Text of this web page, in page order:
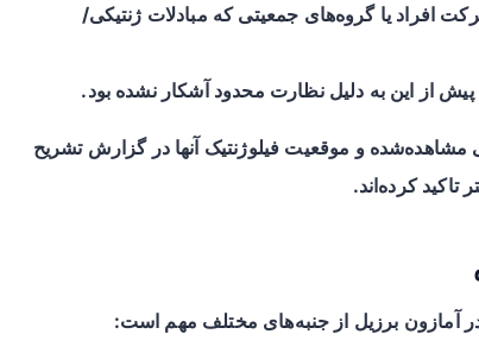
افراد یا گروه‌های جمعیتی که مبادلات ژنتیکی/
از این به دلیل نظارت محدود آشکار نشده بود.
مشاهده‌شده و موقعیت فیلوژنتیک آنها در گزارش تشریح
کرده‌اند.